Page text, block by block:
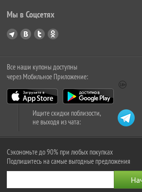
Мы в Соцсетях
Все наши купоны доступны
через Мобильное Приложение:
Ищите скидки поблизости,
не выходя из чата:
Сэкономьте до 90% при любых покупках
Подпишитесь на самые выгодные предложения